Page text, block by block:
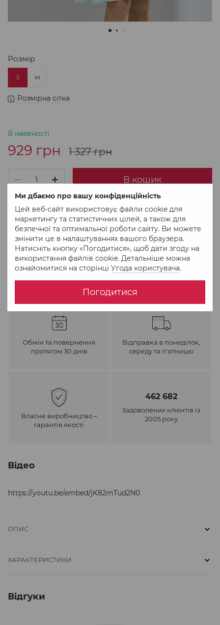
Ми дбаємо про вашу конфіденційність
Цей веб-сайт використовує файли cookie для
маркетингу та статистичних цілей, а також для
безпечної та оптимальної роботи сайту. Ви можете
змінити це в налаштуваннях вашого браузера.
Натисніть кнопку «Погодитися», щоб дати згоду на
використання файлів cookie. Детальніше можна
ознайомитися на сторінці Угода користувача.
Погодитися
Розмір
S M
Розмірна сітка
В наявності
929 грн 1 327 грн
В кошик
Придбати в 1 клік
До обраного Порівняти
Обмін та повернення
протягом 30 днів
Відправка в понеділок,
середу та п'ятницю
Власне виробництво –
гарантія якості
462 682
Задоволених клієнтів із
2005 року
Відео
https://youtu.be/embed/jK82mTud2N0
ОПИС
ХАРАКТЕРИСТИКИ
Відгуки